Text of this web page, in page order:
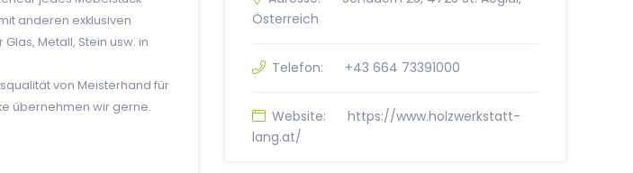
anderen exklusiven
Metall, Stein usw. in
von Meisterhand für
übernehmen wir gerne.
Österreich
Telefon: +43 664 73391000
Website:
https://www.holzwerkstatt-
lang.at/